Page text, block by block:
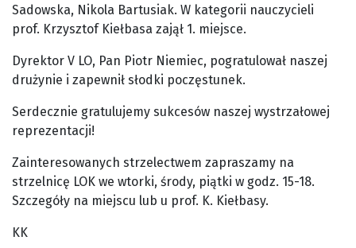
Sadowska, Nikola Bartusiak. W kategorii nauczycieli
prof. Krzysztof Kiełbasa zajął 1. miejsce.
Dyrektor V LO, Pan Piotr Niemiec, pogratulował naszej
drużynie i zapewnił słodki poczęstunek.
Serdecznie gratulujemy sukcesów naszej wystrzałowej
reprezentacji!
Zainteresowanych strzelectwem zapraszamy na
strzelnicę LOK we wtorki, środy, piątki w godz. 15-18.
Szczegóły na miejscu lub u prof. K. Kiełbasy.
KK